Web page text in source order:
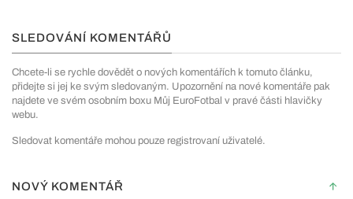
SLEDOVÁNÍ KOMENTÁŘŮ
Chcete-li se rychle dovědět o nových komentářích k tomuto článku,
přidejte si jej ke svým sledovaným. Upozornění na nové komentáře pak
najdete ve svém osobním boxu Můj EuroFotbal v pravé části hlavičky
webu.
Sledovat komentáře mohou pouze registrovaní uživatelé.
NOVÝ KOMENTÁŘ